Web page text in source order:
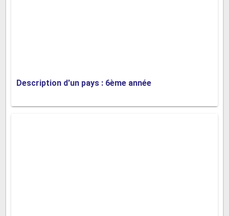
Description d'un pays : 6ème année